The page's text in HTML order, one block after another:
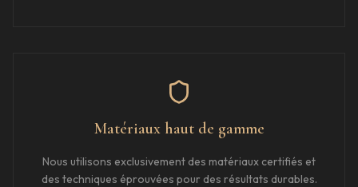
Matériaux haut de gamme
Nous utilisons exclusivement des matériaux certifiés et
des techniques éprouvées pour des résultats durables.